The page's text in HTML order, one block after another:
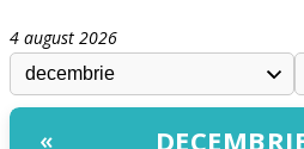
4 august 2026
«